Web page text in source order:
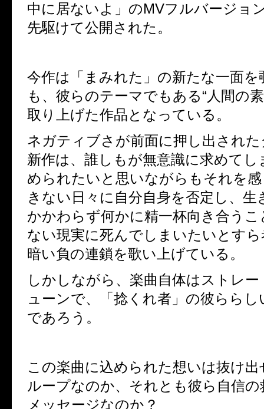
中に居ないよ」のMVフルバージョ
先駆けて公開された。
今作は「まみれた」の新たな一面
も、彼らのテーマでもある“人間の
取り上げた作品となっている。
ネガティブさが前面に押し出され
新作は、誰しもが無意識に求めてし
められたいと思いながらもそれを
きない日々に自分自身を否定し、生
かかわらず何かに精一杯向き合う
ない現実に死んでしまいたいとす
暗い負の連鎖を歌い上げている。
しかしながら、楽曲自体はストレ
ューンで、「捻くれ者」の彼らら
であろう。
この楽曲に込められた想いは抜け
ループなのか、それとも彼ら自信
メッセージなのか？